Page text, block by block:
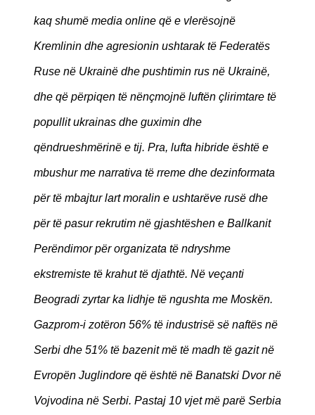
kaq shumë media online që e vlerësojnë
Kremlinin dhe agresionin ushtarak të Federatës
Ruse në Ukrainë dhe pushtimin rus në Ukrainë,
dhe që përpiqen të nënçmojnë luftën çlirimtare të
popullit ukrainas dhe guximin dhe
qëndrueshmërinë e tij. Pra, lufta hibride është e
mbushur me narrativa të rreme dhe dezinformata
për të mbajtur lart moralin e ushtarëve rusë dhe
për të pasur rekrutim në gjashtëshen e Ballkanit
Perëndimor për organizata të ndryshme
ekstremiste të krahut të djathtë. Në veçanti
Beogradi zyrtar ka lidhje të ngushta me Moskën.
Gazprom-i zotëron 56% të industrisë së naftës në
Serbi dhe 51% të bazenit më të madh të gazit në
Evropën Juglindore që është në Banatski Dvor në
Vojvodina në Serbi. Pastaj 10 vjet më parë Serbia